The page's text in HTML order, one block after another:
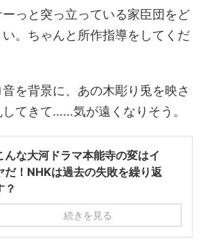
っと突っ立っている家臣団をど
。ちゃんと所作指導をしてくだ
を背景に、あの木彫り兎を映さ
てきて……気が遠くなりそう。
んな大河ドラマ本能寺の変はイ
だ！NHKは過去の失敗を繰り返
？
続きを見る